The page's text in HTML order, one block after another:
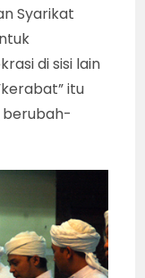
Syarikat
di sisi lain
itu
berubah-